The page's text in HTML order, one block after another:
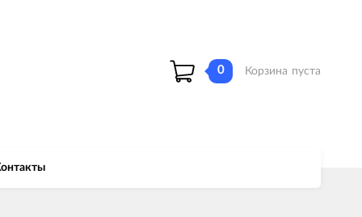
0 Корзина пуста